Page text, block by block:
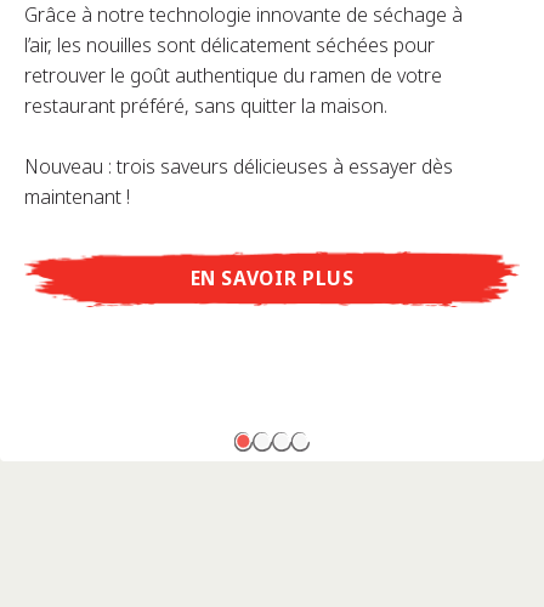
Grâce à notre technologie innovante de séchage à
l’air, les nouilles sont délicatement séchées pour
retrouver le goût authentique du ramen de votre
restaurant préféré, sans quitter la maison.
Nouveau : trois saveurs délicieuses à essayer dès
maintenant !
EN SAVOIR PLUS